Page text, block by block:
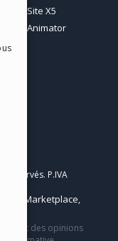
WebSite X5
WebAnimator
réservés. P.IVA
/ Marketplace,
et des opinions